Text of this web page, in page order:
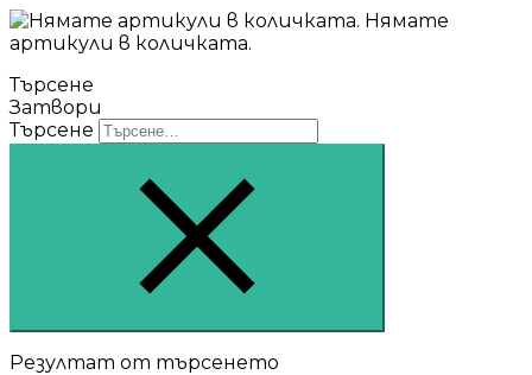
Нямате
артикули в количката.
Търсене
Затвори
Търсене
Резултат от търсенето